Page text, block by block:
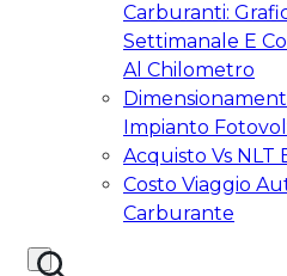
Carburanti:
Settimanale E
Al Chilometro
Impianto
Acquisto Vs NLT
Costo Viaggio
Carburante